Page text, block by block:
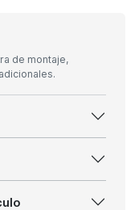
de montaje,